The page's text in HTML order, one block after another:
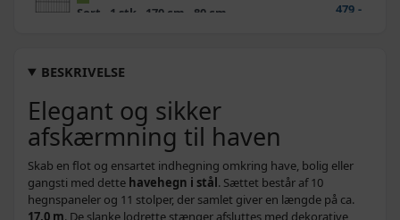
BESKRIVELSE
Elegant og sikker
afskærmning til haven
Skab en flot og ensartet indhegning omkring have, bolig eller
gangsti med dette havehegn i stål. Sættet består af 10
hegnspaneler og 11 stolper, der samlet giver en længde på ca.
17,0 m. De slanke lodrette stænger afsluttes med dekorative
Sort - 1 stk - 170 cm - 80 cm 479,-
Sort - 1 stk - 170 cm - 60 cm
Sort - 1 stk - 504 cm - 120 cm
Sort - 1 stk - 337 cm - 80 cm 939,-